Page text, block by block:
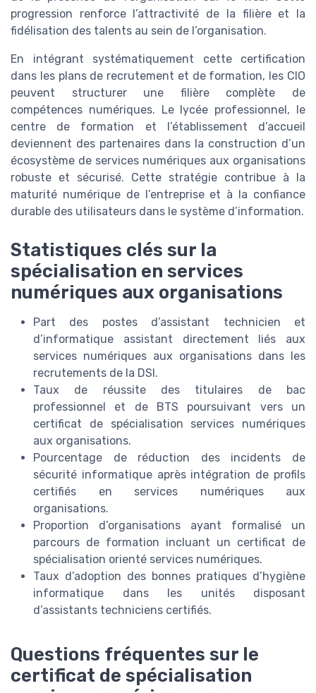
progression renforce l’attractivité de la filière et la
fidélisation des talents au sein de l’organisation.
En intégrant systématiquement cette certification
dans les plans de recrutement et de formation, les CIO
peuvent structurer une filière complète de
compétences numériques. Le lycée professionnel, le
centre de formation et l’établissement d’accueil
deviennent des partenaires dans la construction d’un
écosystème de services numériques aux organisations
robuste et sécurisé. Cette stratégie contribue à la
maturité numérique de l’entreprise et à la confiance
durable des utilisateurs dans le système d’information.
Statistiques clés sur la
spécialisation en services
numériques aux organisations
Part des postes d’assistant technicien et
d’informatique assistant directement liés aux
services numériques aux organisations dans les
recrutements de la DSI.
Taux de réussite des titulaires de bac
professionnel et de BTS poursuivant vers un
certificat de spécialisation services numériques
aux organisations.
Pourcentage de réduction des incidents de
sécurité informatique après intégration de profils
certifiés en services numériques aux
organisations.
Proportion d’organisations ayant formalisé un
parcours de formation incluant un certificat de
spécialisation orienté services numériques.
Taux d’adoption des bonnes pratiques d’hygiène
informatique dans les unités disposant
d’assistants techniciens certifiés.
Questions fréquentes sur le
certificat de spécialisation